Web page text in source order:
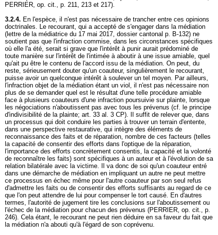
PERRIER, op. cit., p. 211, 213 et 217).
3.2.4. En l'espèce, il n'est pas nécessaire de trancher entre ces opinions
doctrinales. Le recourant, qui a accepté de s'engager dans la médiation
(lettre de la médiatrice du 17 mai 2017, dossier cantonal p. B-132) ne
soutient pas que l'infraction commise, dans les circonstances spécifiques
où elle l'a été, serait si grave que l'intérêt à punir aurait prédominé de
toute manière sur l'intérêt de l'intimée à aboutir à une issue amiable, quel
qu'ait pu être le contenu de l'accord issu de la médiation. On peut, du
reste, sérieusement douter qu'un coauteur, singulièrement le recourant,
puisse avoir un quelconque intérêt à soulever un tel moyen. Par ailleurs,
l'infraction objet de la médiation étant un viol, il n'est pas nécessaire non
plus de se demander quel est le résultat d'une telle procédure amiable
face à plusieurs coauteurs d'une infraction poursuivie sur plainte, lorsque
les négociations n'aboutissent pas avec tous les prévenus (cf. le principe
d'indivisibilité de la plainte; art. 33 al. 3 CP). Il suffit de relever que, dans
un processus qui doit conduire les parties à trouver un terrain d'entente,
dans une perspective restaurative, qui intègre des éléments de
reconnaissance des faits et de réparation, nombre de ces facteurs (telles
la capacité de consentir des efforts dans l'optique de la réparation,
l'importance des efforts concrètement consentis, la capacité et la volonté
de reconnaître les faits) sont spécifiques à un auteur et à l'évolution de sa
relation bilatérale avec la victime. Il va donc de soi qu'un coauteur entré
dans une démarche de médiation en impliquant un autre ne peut mettre
ce processus en échec même pour l'autre coauteur par son seul refus
d'admettre les faits ou de consentir des efforts suffisants au regard de ce
que l'on peut attendre de lui pour compenser le tort causé. En d'autres
termes, l'autorité de jugement tire les conclusions sur l'aboutissement ou
l'échec de la médiation pour chacun des prévenus (PERRIER, op. cit., p.
246). Cela étant, le recourant ne peut rien déduire en sa faveur du fait que
la médiation n'a abouti qu'à l'égard de son coprévenu.